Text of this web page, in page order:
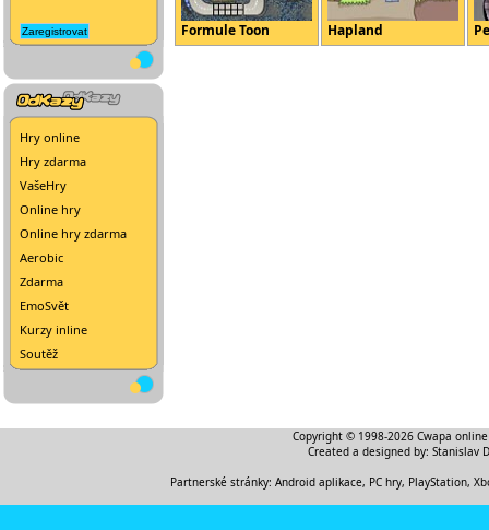
Hry online
Hry zdarma
VašeHry
Online hry
Online hry zdarma
Aerobic
Zdarma
EmoSvět
Kurzy inline
Soutěž
Formule Toon Hapland
Copyright © 1998-2026 Cwapa
Created a designed by: Stanislav
Partnerské stránky: Android aplikace, PC hry, PlayStation,